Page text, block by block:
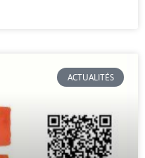
ACTUALITÉS